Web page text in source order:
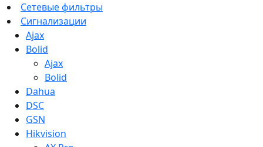
Сетевые фильтры
Сигнализации
Ajax
Bolid
Ajax
Bolid
Dahua
DSC
GSN
Hikvision